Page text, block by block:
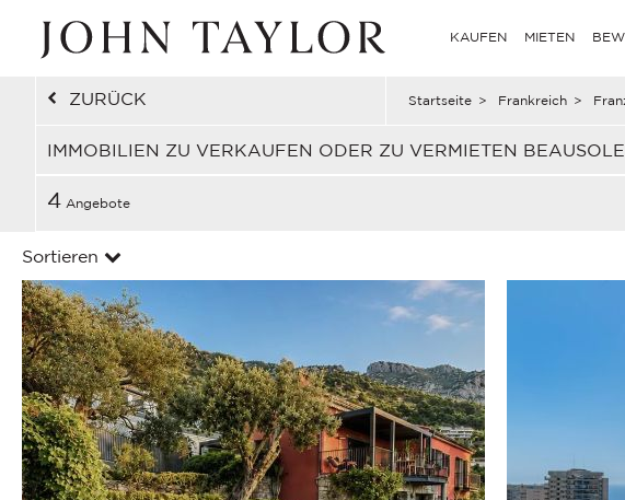
KAUFEN MIETEN
ZURÜCK Startseite > Frankreich >
IMMOBILIEN ZU VERKAUFEN ODER ZU VERMIETEN
4 Angebote
Sortieren